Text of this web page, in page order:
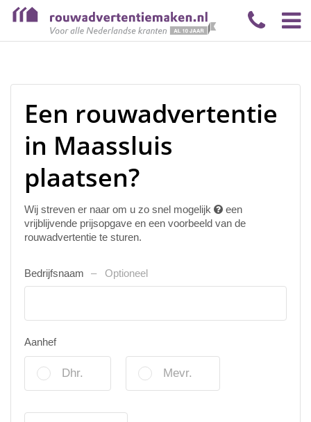
Een rouwadvertentie
in Maassluis
plaatsen?
Wij streven er naar om u zo snel mogelijk
een
vrijblijvende prijsopgave en een voorbeeld van de
rouwadvertentie te sturen.
Bedrijfsnaam Optioneel
Aanhef
Dhr. Mevr.